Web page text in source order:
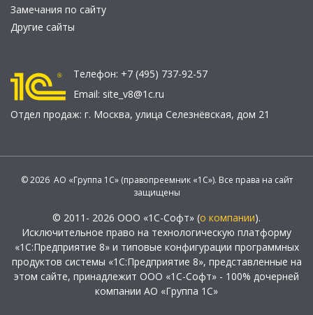
Замечания по сайту
Другие сайты
Телефон: +7 (495) 737-92-57
Email: site_v8@1c.ru
Отдел продаж: г. Москва, улица Селезнёвская, дом 21
© 2026 АО «Группа 1С» (правопреемник «1С»). Все права на сайт
защищены
© 2011- 2026 ООО «1С-Софт» (о компании).
Исключительное право на технологическую платформу
«1С:Предприятие 8» и типовые конфигурации программных
продуктов системы «1С:Предприятие 8», представленные на
этом сайте, принадлежит ООО «1С-Софт» - 100% дочерней
компании АО «Группа 1С»